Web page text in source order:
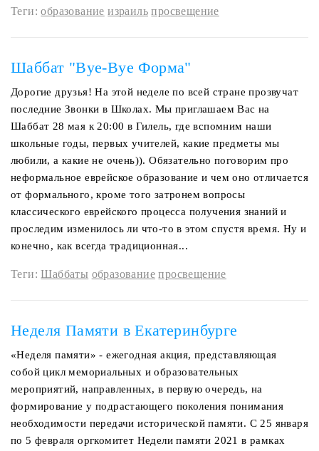
Теги:образование израиль просвещение
Шаббат "Bye-Bye Форма"
Дорогие друзья! На этой неделе по всей стране прозвучат
последние Звонки в Школах. Мы приглашаем Вас на
Шаббат 28 мая к 20:00 в Гилель, где вспомним наши
школьные годы, первых учителей, какие предметы мы
любили, а какие не очень)). Обязательно поговорим про
неформальное еврейское образование и чем оно отличается
от формального, кроме того затронем вопросы
классического еврейского процесса получения знаний и
проследим изменилось ли что-то в этом спустя время. Ну и
конечно, как всегда традиционная...
Теги:Шаббаты образование просвещение
Неделя Памяти в Екатеринбурге
«Неделя памяти» - ежегодная акция, представляющая
собой цикл мемориальных и образовательных
мероприятий, направленных, в первую очередь, на
формирование у подрастающего поколения понимания
необходимости передачи исторической памяти. С 25 января
по 5 февраля оргкомитет Недели памяти 2021 в рамках